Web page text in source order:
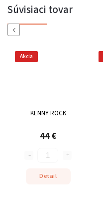
Súvisiaci tovar
Previous
Akcia
KENNY ROCK
44 €
Detail